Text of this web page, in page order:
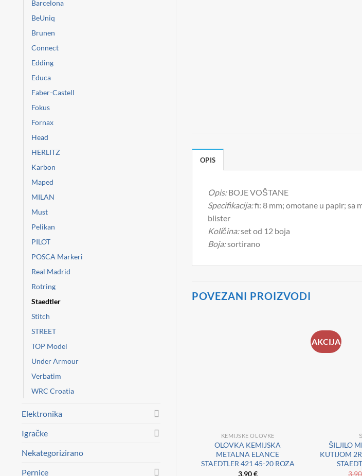
Barcelona
BeUniq
Brunen
Connect
Edding
Educa
Faber-Castell
Fokus
Fornax
Head
HERLITZ
Karbon
Maped
MILAN
Must
Pelikan
PILOT
POSCA Markeri
Real Madrid
Rotring
Staedtler
Stitch
STREET
TOP Model
Under Armour
Verbatim
WRC Croatia
Elektronika
Igračke
Nekategorizirano
Pernice
OPIS
Opis:BOJE VOŠTANE
Specifikacija:fi: 8 mm; omotane u papir; sa
blister
Količina:set od 12 boja
Boja:sortirano
POVEZANI PROIZVODI
KEMIJSKE OLOVKE
OLOVKA KEMIJSKA
METALNA ELANCE
STAEDTLER 421 45-20 ROZA
3,90€
AKCIJA
ŠILJILO
KUTIJOM